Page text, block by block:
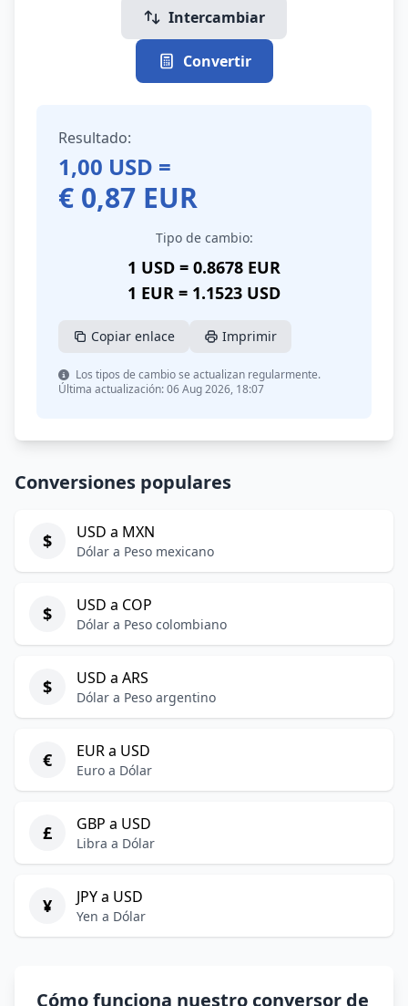
Intercambiar
Convertir
Resultado:
1,00 USD =
€ 0,87 EUR
Tipo de cambio:
1 USD = 0.8678 EUR
1 EUR = 1.1523 USD
Copiar enlace Imprimir
Los tipos de cambio se actualizan regularmente.
Última actualización: 06 Aug 2026, 18:07
Conversiones populares
$ USD a MXN
Dólar a Peso mexicano
$ USD a COP
Dólar a Peso colombiano
$ USD a ARS
Dólar a Peso argentino
€ EUR a USD
Euro a Dólar
£ GBP a USD
Libra a Dólar
¥ JPY a USD
Yen a Dólar
Cómo funciona nuestro conversor de